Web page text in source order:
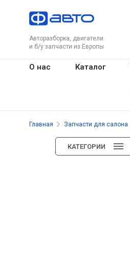
Авторазборка, двигатели
и б/у запчасти из Европы
О нас Каталог
Главная Запчасти для салона
КАТЕГОРИИ